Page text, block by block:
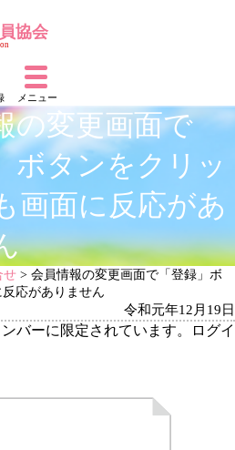
協会
メニュー
の変更画面で
ボタンをクリッ
画面に反応があ
せ > 会員情報の変更画面で「登録」ボ
応がありません
令和元年12月19日
バーに限定されています。ログイ